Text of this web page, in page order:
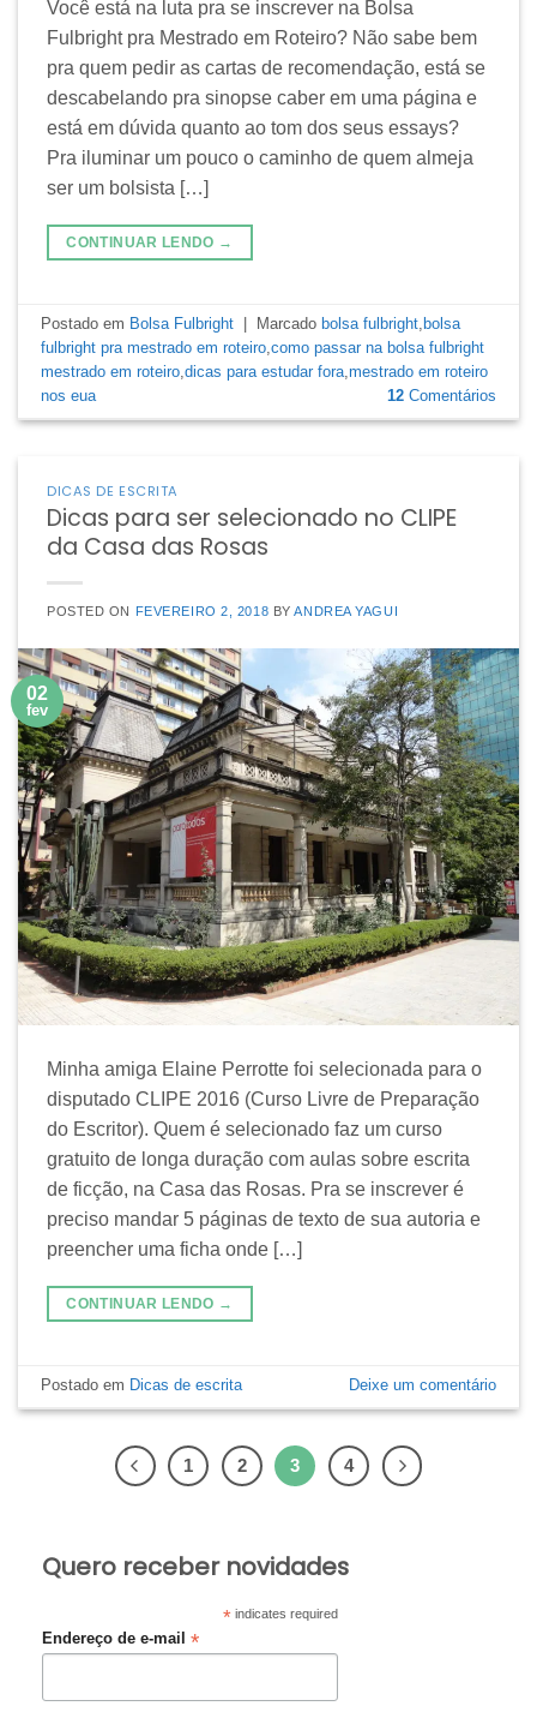
Você está na luta pra se inscrever na Bolsa
Fulbright pra Mestrado em Roteiro? Não sabe bem
pra quem pedir as cartas de recomendação, está se
descabelando pra sinopse caber em uma página e
está em dúvida quanto ao tom dos seus essays?
Pra iluminar um pouco o caminho de quem almeja
ser um bolsista […]
CONTINUAR LENDO →
Postado em Bolsa Fulbright Marcado bolsa fulbright, bolsa
fulbright pra mestrado em roteiro,como passar na bolsa fulbright
mestrado em roteiro,dicas para estudar fora,mestrado em roteiro
nos eua
12Comentários
DICAS DE ESCRITA
Dicas para ser selecionado no CLIPE
da Casa das Rosas
POSTED ON FEVEREIRO 2, 2018 BYANDREA YAGUI
02
fev
Minha amiga Elaine Perrotte foi selecionada para o
disputado CLIPE 2016 (Curso Livre de Preparação
do Escritor). Quem é selecionado faz um curso
gratuito de longa duração com aulas sobre escrita
de ficção, na Casa das Rosas. Pra se inscrever é
preciso mandar 5 páginas de texto de sua autoria e
preencher uma ficha onde […]
CONTINUAR LENDO →
Postado em Dicas de escrita Deixe um comentário
1 2 3 4
Quero receber novidades
*indicates required
Endereço de e-mail *